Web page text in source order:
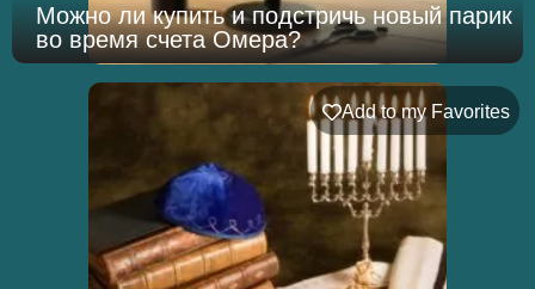
Можно ли купить и подстричь новый парик
во время счета Омера?
Add to my Favorites